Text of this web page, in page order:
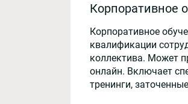
Корпоративное
Корпоративное
квалификации
коллектива. Может
онлайн. Включает
тренинги,